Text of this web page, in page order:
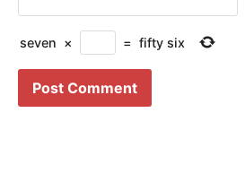
seven × = fifty six